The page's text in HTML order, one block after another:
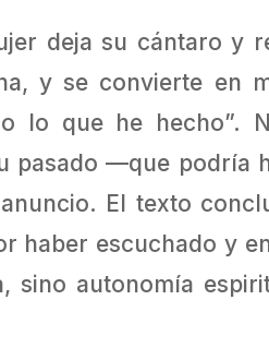
deja su cántaro y
y se convierte en
lo que he hecho”.
pasado —que
El texto
haber escuchado y
sino autonomía